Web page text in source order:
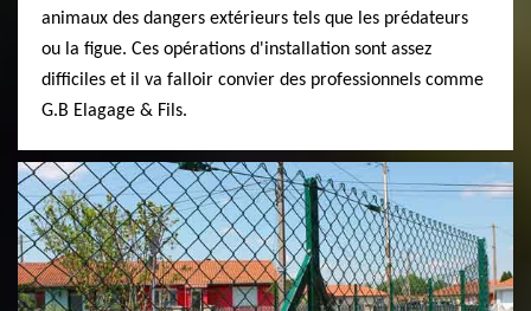
animaux des dangers extérieurs tels que les prédateurs
ou la figue. Ces opérations d'installation sont assez
difficiles et il va falloir convier des professionnels comme
G.B Elagage & Fils.